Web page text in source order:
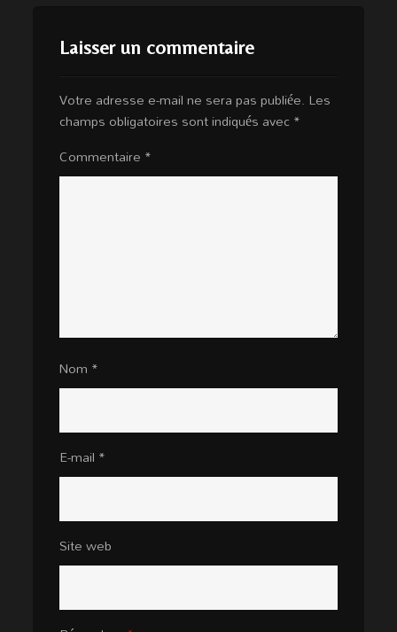
Laisser un commentaire
Votre adresse e-mail ne sera pas publiée. Les
champs obligatoires sont indiqués avec *
Commentaire *
Nom *
E-mail *
Site web